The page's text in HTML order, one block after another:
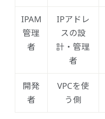
IPAM
管理
者
IPアドレ
スの設
計・管理
者
開発
者
VPCを使
う側